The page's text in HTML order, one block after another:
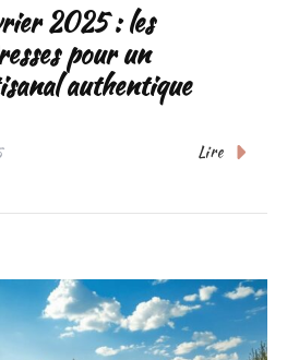
2025 : les
pour un
authentique
Lire